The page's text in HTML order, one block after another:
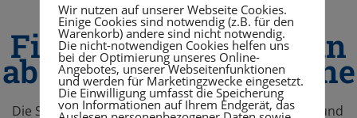
FiTROPOLIS Kursplan
ab 11. September online
Die Sommerferien neigen sich dem Ende entgegen und
Wir nutzen auf unserer Webseite Cookies.
Einige Cookies sind notwendig (z.B. für den
Warenkorb) andere sind nicht notwendig.
Die nicht-notwendigen Cookies helfen uns
bei der Optimierung unseres Online-
Angebotes, unserer Webseitenfunktionen
und werden für Marketingzwecke eingesetzt.
Die Einwilligung umfasst die Speicherung
von Informationen auf Ihrem Endgerät, das